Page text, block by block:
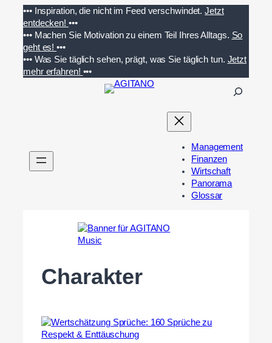
Inhalt
springen
••• Inspiration, die nicht im Feed verschwindet. Jetzt
entdecken! •••
••• Machen Sie Motivation zu einem Teil Ihres Alltags. So
geht es!•••
••• Was Sie täglich sehen, prägt, was Sie täglich tun. Jetzt
mehr erfahren! •••
n
Management
Finanzen
Wirtschaft
Panorama
Glossar
Charakter